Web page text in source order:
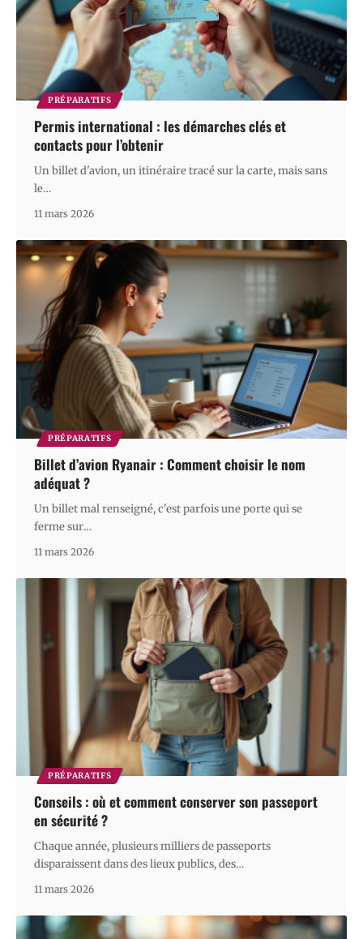
PRÉPARATIFS
Permis international : les démarches clés et
contacts pour l’obtenir
Un billet d'avion, un itinéraire tracé sur la carte, mais sans
le…
11 mars 2026
PRÉPARATIFS
Billet d’avion Ryanair : Comment choisir le nom
adéquat ?
Un billet mal renseigné, c'est parfois une porte qui se
ferme sur…
11 mars 2026
PRÉPARATIFS
Conseils : où et comment conserver son passeport
en sécurité ?
Chaque année, plusieurs milliers de passeports
disparaissent dans des lieux publics, des…
11 mars 2026